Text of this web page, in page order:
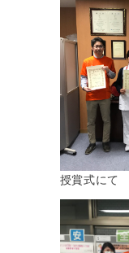
授賞式にて